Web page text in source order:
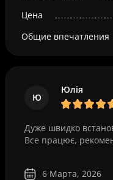
Цена
Общие впечатления
Ю
Юлія
Дуже швидко
Все працює,
6 Марта, 2026